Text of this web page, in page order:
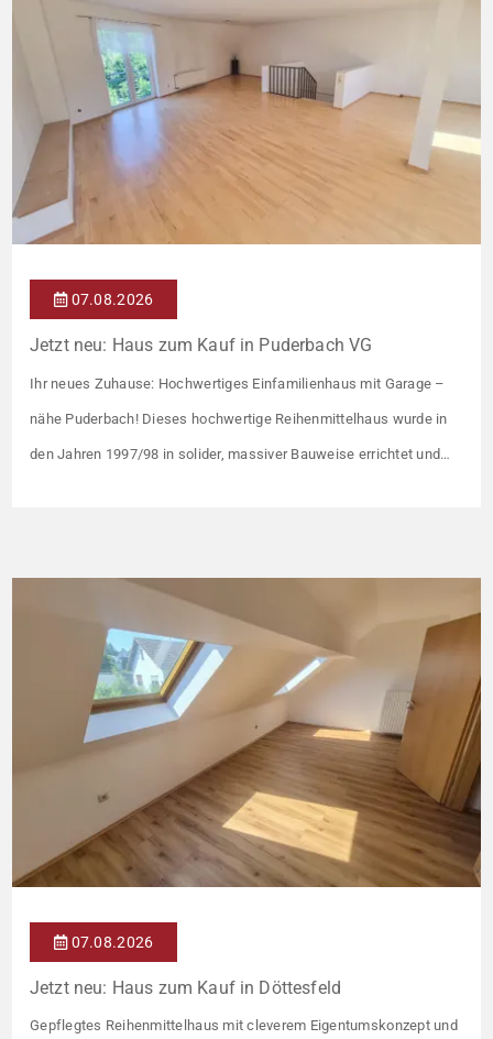
07.08.2026
Jetzt neu: Haus zum Kauf in Puderbach VG
Ihr neues Zuhause: Hochwertiges Einfamilienhaus mit Garage –
nähe Puderbach! Dieses hochwertige Reihenmittelhaus wurde in
den Jahren 1997/98 in solider, massiver Bauweise errichtet und
Grundstück (keine eigene Grünfläche, aber Terrasse). […]
07.08.2026
Jetzt neu: Haus zum Kauf in Döttesfeld
Gepflegtes Reihenmittelhaus mit cleverem Eigentumskonzept und